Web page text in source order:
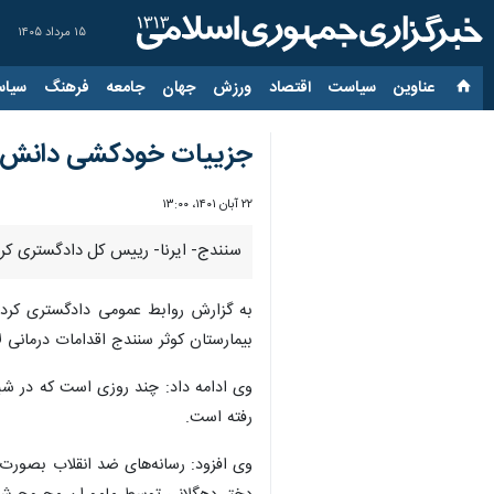
۱۵ مرداد ۱۴۰۵
عناوین‌ سیاست اقتصاد ورزش جهان جامعه فرهنگ
جزییات خودکشی دانش
۲۲ آبان ۱۴۰۱، ۱۳:۰۰